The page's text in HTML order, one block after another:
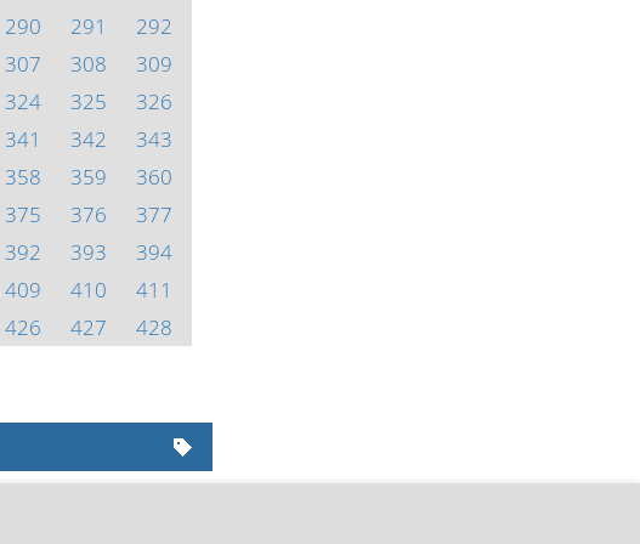
290 291
292
307 308
309
324 325
326
341 342
343
358 359
360
375 376
377
392 393
394
409 410
411
426 427
428